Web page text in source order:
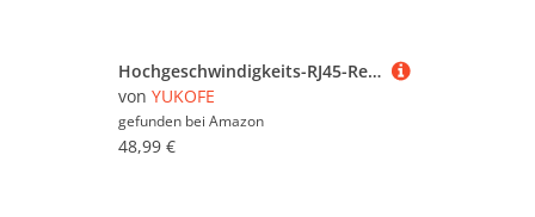
Hochgeschwindigkeits-RJ45-Rechteckschüssel-Satelliten-Internet-Adapter, Nahtlose Integration für Heimnetzwerk, 1 Gbit/s
von YUKOFE
gefunden bei Amazon
48,99 €